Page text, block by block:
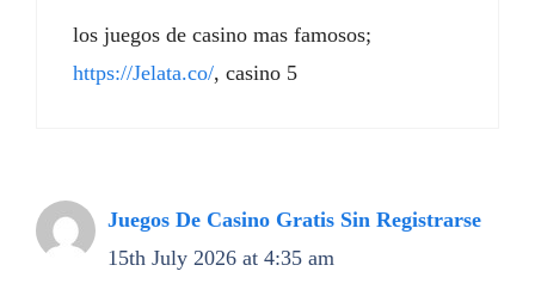
los juegos de casino mas famosos;
https://Jelata.co/, casino 5
Juegos De Casino Gratis Sin Registrarse
15th July 2026 at 4:35 am